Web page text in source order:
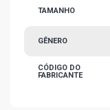
TAMANHO
GÊNERO
CÓDIGO DO
FABRICANTE